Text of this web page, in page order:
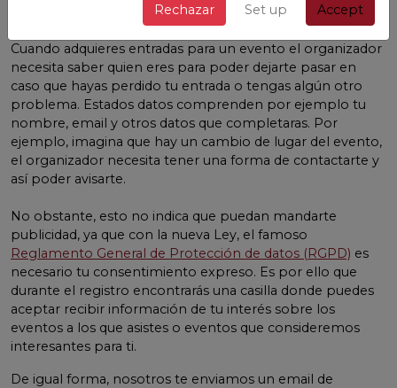
las cuales te animamos a leer.
Cuando adquieres entradas para un evento el organizador
necesita saber quien eres para poder dejarte pasar en
caso que hayas perdido tu entrada o tengas algún otro
problema. Estados datos comprenden por ejemplo tu
nombre, email y otros datos que completaras. Por
ejemplo, imagina que hay un cambio de lugar del evento,
el organizador necesita tener una forma de contactarte y
así poder avisarte.
No obstante, esto no indica que puedan mandarte
publicidad, ya que con la nueva Ley, el famoso
Reglamento General de Protección de datos (RGPD) es
necesario tu consentimiento expreso. Es por ello que
durante el registro encontrarás una casilla donde puedes
aceptar recibir información de tu interés sobre los
eventos a los que asistes o eventos que consideremos
interesantes para ti.
De igual forma, nosotros te enviamos un email de
Rechazar Set up Accept